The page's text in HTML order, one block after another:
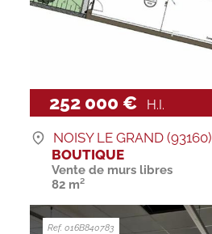
252 000 € H.I.
NOISY LE GRAND (93160)
BOUTIQUE
Vente de murs libres
82 m²
Ref. 016B840783